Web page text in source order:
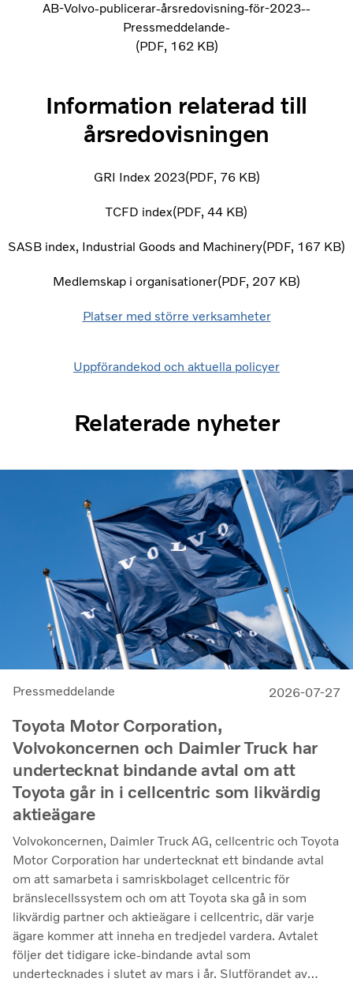
AB-Volvo-publicerar-årsredovisning-för-2023--
Pressmeddelande-
PDF 162 KB
Information relaterad till
årsredovisningen
GRI Index 2023 PDF 76 KB
TCFD index PDF 44 KB
SASB index, Industrial Goods and Machinery PDF 167 KB
Medlemskap i organisationer PDF 207 KB
Platser med större verksamheter
Uppförandekod och aktuella policyer
Relaterade nyheter
Pressmeddelande 2026-07-27
Toyota Motor Corporation,
Volvokoncernen och Daimler Truck har
undertecknat bindande avtal om att
Toyota går in i cellcentric som likvärdig
aktieägare
Volvokoncernen, Daimler Truck AG, cellcentric och Toyota
Motor Corporation har undertecknat ett bindande avtal
om att samarbeta i samriskbolaget cellcentric för
bränslecellssystem och om att Toyota ska gå in som
likvärdig partner och aktieägare i cellcentric, där varje
ägare kommer att inneha en tredjedel vardera. Avtalet
följer det tidigare icke-bindande avtal som
undertecknades i slutet av mars i år. Slutförandet av